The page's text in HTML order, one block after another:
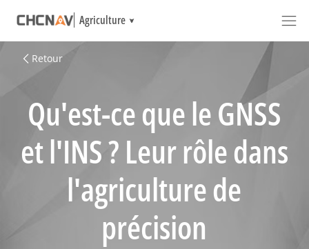
Agriculture
Retour
Qu'est-ce que le GNSS
et l'INS ? Leur rôle dans
l'agriculture de
précision